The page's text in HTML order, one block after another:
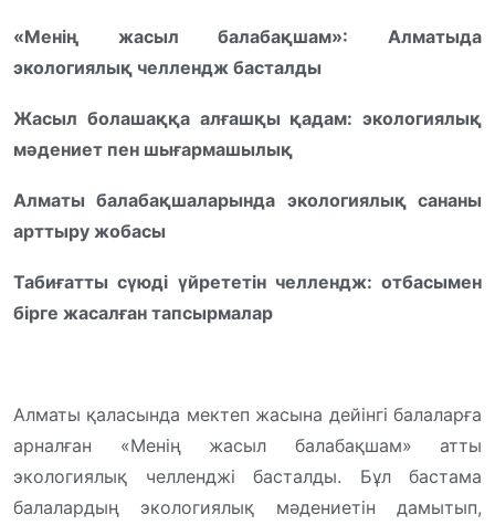
«Менің жасыл балабақшам»: Алматыда
экологиялық челлендж басталды
Жасыл болашаққа алғашқы қадам: экологиялық
мәдениет пен шығармашылық
Алматы балабақшаларында экологиялық сананы
арттыру жобасы
Табиғатты сүюді үйрететін челлендж: отбасымен
бірге жасалған тапсырмалар
Алматы қаласында мектеп жасына дейінгі балаларға
арналған «Менің жасыл балабақшам» атты
экологиялық челленджі басталды. Бұл бастама
балалардың экологиялық мәдениетін дамытып,